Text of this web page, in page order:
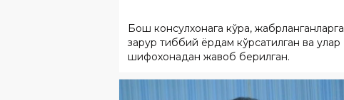
Бош консулхонага кўра, жабрланганларга
зарур тиббий ёрдам кўрсатилган ва улар
шифохонадан жавоб берилган.